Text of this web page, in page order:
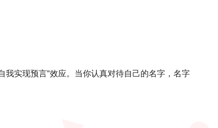
实现预言”效应。当你认真对待自己的名字，名字